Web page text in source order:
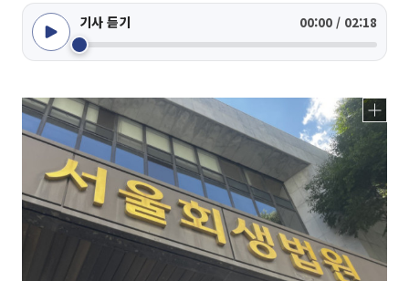
기사 듣기 00:00 / 02:18